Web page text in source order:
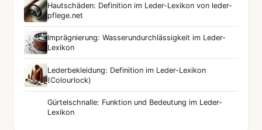
Hautschäden: Definition im Leder-Lexikon von leder-
pflege.net
Imprägnierung: Wasserundurchlässigkeit im Leder-
Lexikon
Lederbekleidung: Definition im Leder-Lexikon
(Colourlock)
Gürtelschnalle: Funktion und Bedeutung im Leder-
Lexikon